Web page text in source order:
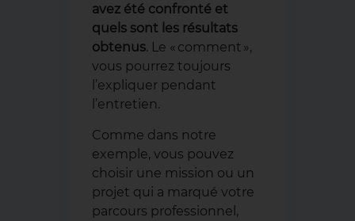
avez été confronté et
quels sont les résultats
obtenus. Le « comment »,
vous pourrez toujours
l’expliquer pendant
l’entretien.
Comme dans notre
exemple, vous pouvez
choisir une mission ou un
projet qui a marqué votre
parcours professionnel,